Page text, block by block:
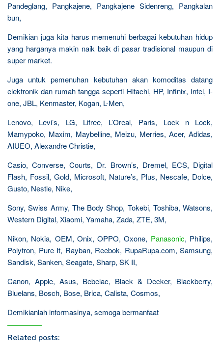
Pandeglang, Pangkajene, Pangkajene Sidenreng, Pangkalan
bun,
Demikian juga kita harus memenuhi berbagai kebutuhan hidup
yang harganya makin naik baik di pasar tradisional maupun di
super market.
Juga untuk pemenuhan kebutuhan akan komoditas datang
elektronik dan rumah tangga seperti Hitachi, HP, Infinix, Intel, I-
one, JBL, Kenmaster, Kogan, L-Men,
Lenovo, Levi’s, LG, Lifree, L’Oreal, Paris, Lock n Lock,
Mamypoko, Maxim, Maybelline, Meizu, Merries, Acer, Adidas,
AIUEO, Alexandre Christie,
Casio, Converse, Courts, Dr. Brown’s, Dremel, ECS, Digital
Flash, Fossil, Gold, Microsoft, Nature’s, Plus, Nescafe, Dolce,
Gusto, Nestle, Nike,
Sony, Swiss Army, The Body Shop, Tokebi, Toshiba, Watsons,
Western Digital, Xiaomi, Yamaha, Zada, ZTE, 3M,
Nikon, Nokia, OEM, Onix, OPPO, Oxone, Panasonic, Philips,
Polytron, Pure It, Rayban, Reebok, RupaRupa.com, Samsung,
Sandisk, Sanken, Seagate, Sharp, SK II,
Canon, Apple, Asus, Bebelac, Black & Decker, Blackberry,
Bluelans, Bosch, Bose, Brica, Calista, Cosmos,
Demikianlah informasinya, semoga bermanfaat
Related posts: